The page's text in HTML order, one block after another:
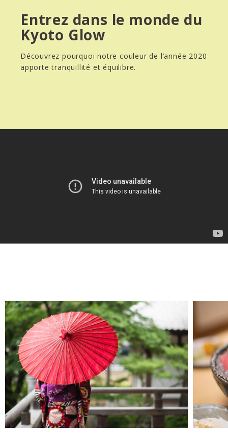
Entrez dans le monde du
Kyoto Glow
Découvrez pourquoi notre couleur de l’année 2020
apporte tranquillité et équilibre.